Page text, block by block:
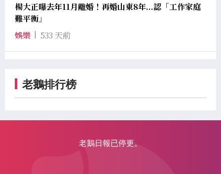
楊大正曝去年11月離婚！再婚山東8年...認「工作家庭
難平衡」
娛樂
533 天前
老鵝排行榜
老鵝日報已停更。